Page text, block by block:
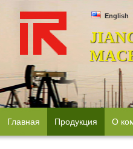
English
Главная Продукция О